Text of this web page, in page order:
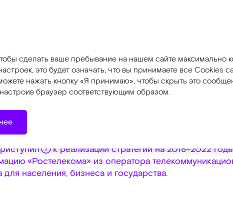
2018
к реализации стратегии на2018–2022
«Ростелекома» из оператора
населения, бизнеса и государства.
сделать ваше пребывание на нашем сайте максимально
это будет означать, что вы принимаете все Cookies
нажать кнопку «Я принимаю», чтобы скрыть это
браузер соответствующим образом.